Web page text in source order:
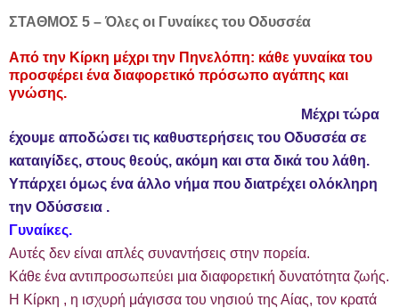
ΣΤΑΘΜΟΣ 5 – Όλες οι Γυναίκες του Οδυσσέα
Από την Κίρκη μέχρι την Πηνελόπη: κάθε γυναίκα του
προσφέρει ένα διαφορετικό πρόσωπο αγάπης και
γνώσης.
Μέχρι τώρα
έχουμε αποδώσει τις καθυστερήσεις του Οδυσσέα σε
καταιγίδες, στους θεούς, ακόμη και στα δικά του λάθη.
Υπάρχει όμως ένα άλλο νήμα που διατρέχει ολόκληρη
την Οδύσσεια .
Γυναίκες.
Αυτές δεν είναι απλές συναντήσεις στην πορεία.
Κάθε ένα αντιπροσωπεύει μια διαφορετική δυνατότητα ζωής.
Η Κίρκη , η ισχυρή μάγισσα του νησιού της Αίας, τον κρατά